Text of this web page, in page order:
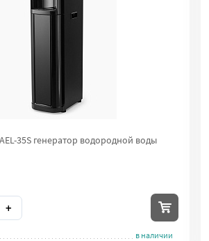
35S генератор водородной воды
+
в наличии